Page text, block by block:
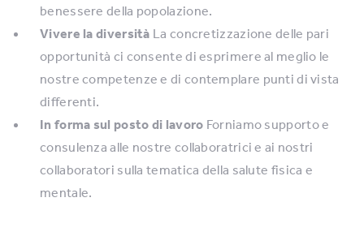
benessere della popolazione.
Vivere la diversità La concretizzazione delle pari
opportunità ci consente di esprimere al meglio le
nostre competenze e di contemplare punti di vista
differenti.
In forma sul posto di lavoro Forniamo supporto e
consulenza alle nostre collaboratrici e ai nostri
collaboratori sulla tematica della salute fisica e
mentale.